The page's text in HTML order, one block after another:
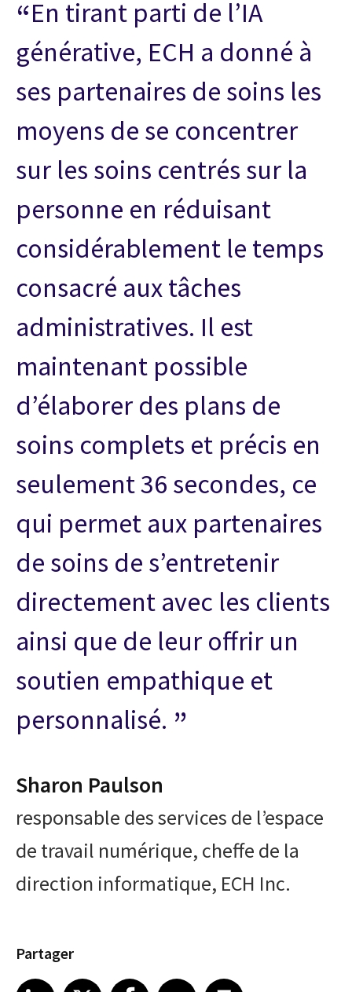
En tirant parti de l’IA
générative, ECH a donné à
ses partenaires de soins les
moyens de se concentrer
sur les soins centrés sur la
personne en réduisant
considérablement le temps
consacré aux tâches
administratives. Il est
maintenant possible
d’élaborer des plans de
soins complets et précis en
seulement 36 secondes, ce
qui permet aux partenaires
de soins de s’entretenir
directement avec les clients
ainsi que de leur offrir un
soutien empathique et
personnalisé.
Sharon Paulson
responsable des services de l’espace
de travail numérique, cheffe de la
direction informatique, ECH Inc.
Partager